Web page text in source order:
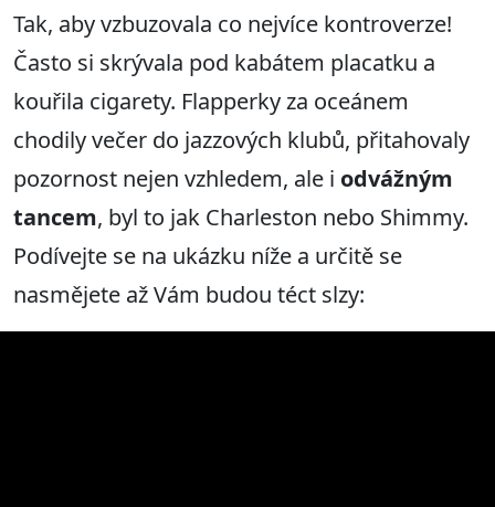
Tak, aby vzbuzovala co nejvíce kontroverze!
Často si skrývala pod kabátem placatku a
kouřila cigarety. Flapperky za oceánem
chodily večer do jazzových klubů, přitahovaly
pozornost nejen vzhledem, ale i odvážným
tancem, byl to jak Charleston nebo Shimmy.
Podívejte se na ukázku níže a určitě se
nasmějete až Vám budou téct slzy: